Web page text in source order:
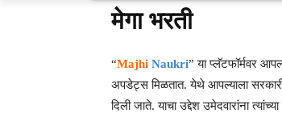
मेगा भरती
“Majhi Naukri” या प्लॅटफॉर्मवर
अपडेट्स मिळतात. येथे आपल्याला सरकारी
दिली जाते. याचा उद्देश उमेदवारांना